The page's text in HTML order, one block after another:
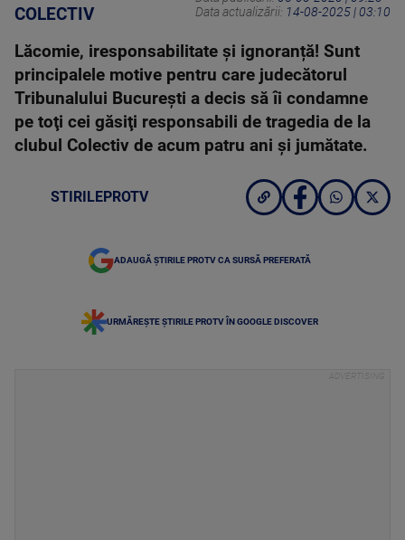
COLECTIV
Data actualizării: 14-08-2025 | 03:10
Lăcomie, iresponsabilitate şi ignoranță! Sunt
principalele motive pentru care judecătorul
Tribunalului Bucureşti a decis să îi condamne
pe toţi cei găsiţi responsabili de tragedia de la
clubul Colectiv de acum patru ani şi jumătate.
STIRILEPROTV
ADAUGĂ ȘTIRILE PROTV CA SURSĂ PREFERATĂ
URMĂREȘTE ȘTIRILE PROTV ÎN GOOGLE DISCOVER